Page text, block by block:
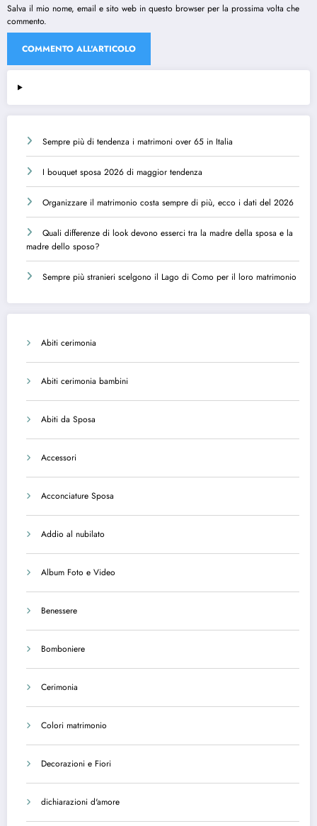
Salva il mio nome, email e sito web in questo browser per la prossima volta che
commento.
Sempre più di tendenza i matrimoni over 65 in Italia
I bouquet sposa 2026 di maggior tendenza
Organizzare il matrimonio costa sempre di più, ecco i dati del 2026
Quali differenze di look devono esserci tra la madre della sposa e la
madre dello sposo?
Sempre più stranieri scelgono il Lago di Como per il loro matrimonio
Abiti cerimonia
Abiti cerimonia bambini
Abiti da Sposa
Accessori
Acconciature Sposa
Addio al nubilato
Album Foto e Video
Benessere
Bomboniere
Cerimonia
Colori matrimonio
Decorazioni e Fiori
dichiarazioni d'amore